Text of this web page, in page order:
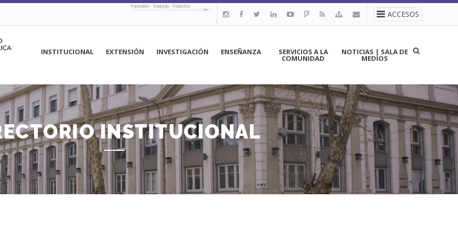
ACCESOS
Translation - Tradução - Traduction
principal
INSTITUCIONAL EXTENSIÓN INVESTIGACIÓN ENSEÑANZA SERVICIOS A LA
COMUNIDAD
NOTICIAS | SALA DE
MEDIOS
INSTITUCIONAL